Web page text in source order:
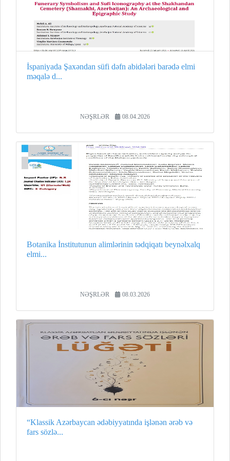
İspaniyada Şaxəndan süfi dəfn abidələri barədə elmi
məqalə d...
NƏŞRLƏR 08.04.2026
Botanika İnstitutunun alimlərinin tədqiqatı beynəlxalq
elmi...
NƏŞRLƏR 08.03.2026
“Klassik Azərbaycan ədəbiyyatında işlənən ərəb və
fars sözlə...